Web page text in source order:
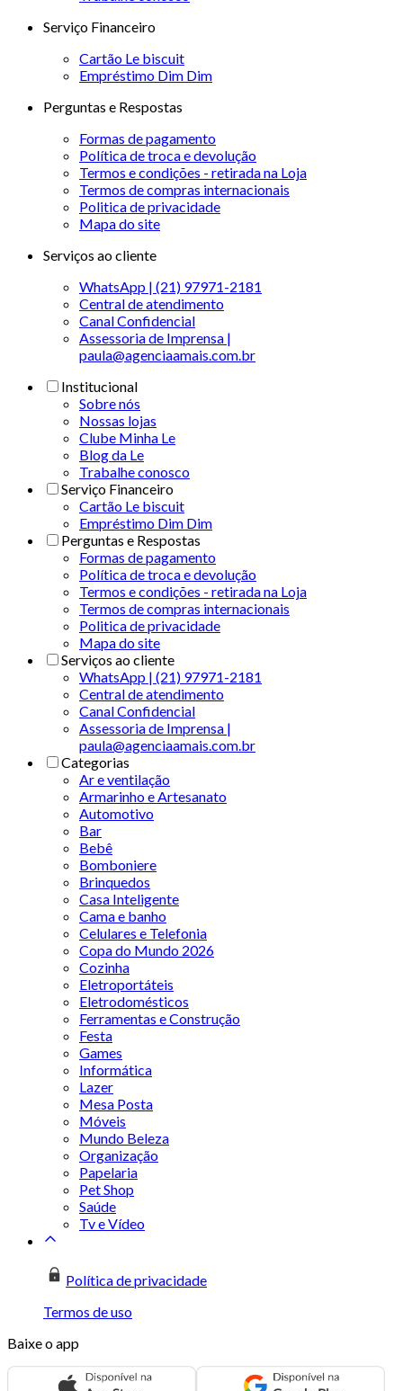
Serviço Financeiro
Cartão Le biscuit
Empréstimo Dim Dim
Perguntas e Respostas
Formas de pagamento
Política de troca e devolução
Termos e condições - retirada na Loja
Termos de compras internacionais
Politica de privacidade
Mapa do site
Serviços ao cliente
WhatsApp | (21) 97971-2181
Central de atendimento
Canal Confidencial
Assessoria de Imprensa |
paula@agenciaamais.com.br
Institucional
Sobre nós
Nossas lojas
Clube Minha Le
Blog da Le
Trabalhe conosco
Serviço Financeiro
Cartão Le biscuit
Empréstimo Dim Dim
Perguntas e Respostas
Formas de pagamento
Política de troca e devolução
Termos e condições - retirada na Loja
Termos de compras internacionais
Politica de privacidade
Mapa do site
Serviços ao cliente
WhatsApp | (21) 97971-2181
Central de atendimento
Canal Confidencial
Assessoria de Imprensa |
paula@agenciaamais.com.br
Categorias
Ar e ventilação
Armarinho e Artesanato
Automotivo
Bar
Bebê
Bomboniere
Brinquedos
Casa Inteligente
Cama e banho
Celulares e Telefonia
Copa do Mundo 2026
Cozinha
Eletroportáteis
Eletrodomésticos
Ferramentas e Construção
Festa
Games
Informática
Lazer
Mesa Posta
Móveis
Mundo Beleza
Organização
Papelaria
Pet Shop
Saúde
Tv e Vídeo
Política de privacidade
Termos de uso
Baixe o app